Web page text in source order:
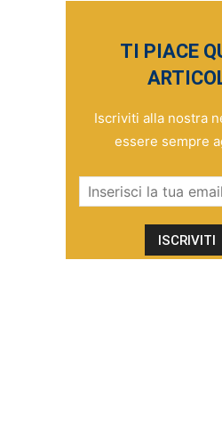
TI PIACE
Iscriviti alla nostra
essere sempre